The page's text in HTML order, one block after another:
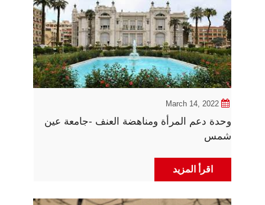
March 14, 2022
وحدة دعم المرأة ومناهضة العنف -جامعة عين
شمس
اقرأ المزيد